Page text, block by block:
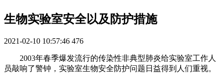
生物实验室安全以及防护措施
2021-02-10 10:57:46 476
2003年春季爆发流行的传染性非典型肺炎给实验室工作人
员敲响了警钟，实验室生物安全防护问题日益得到人们重视。